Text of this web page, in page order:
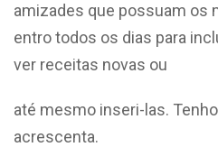
amizades que possuam os
entro todos os dias para
ver receitas novas ou
até mesmo inseri-las.
acrescenta.